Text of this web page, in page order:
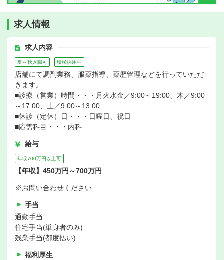
求人情報
求人内容
夏～秋入職可 積極採用中
店舗にて調剤業務、服薬指導、薬歴管理などを行っていただ
きます。
■診療（営業）時間・・・月火水金／9:00～19:00、木／9:00
～17:00、土／9:00～13:00
■休診（定休）日・・・日曜日、祝日
■応需科目・・・内科
給与
年収700万円以上可
【年収】450万円～700万円
※お問い合わせください
手当
通勤手当
住宅手当(単身者のみ)
残業手当(都度払い)
福利厚生